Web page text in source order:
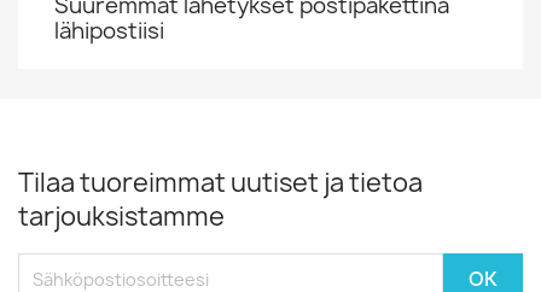
lähipostiisi
Tilaa tuoreimmat uutiset ja tietoa
tarjouksistamme